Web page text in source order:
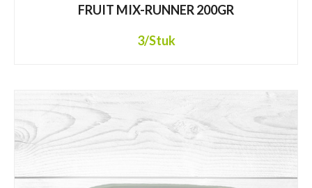
FRUIT MIX-RUNNER 200GR
3/Stuk